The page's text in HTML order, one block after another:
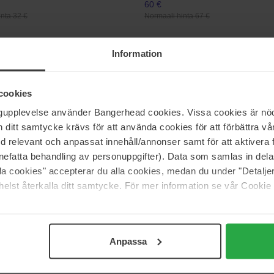
Information
använder Bangerhead cookies. Vissa cookies är
ditt samtycke krävs för att använda cookies för att förbättra
relevant och anpassat innehåll/annonser samt för att aktivera
behandling av personuppgifter). Data som samlas in
cookies" accepterar du alla cookies, medan du under
återkalla ditt samtycke. För mer information se vår
Anpassa
32 €
60 €
Normaali hinta 67 €
13 €
Schwarzkopf Professional
Normaali hinta 36 €
Blonde Guard Hydrating
Lightened or Highlighted Hair
Smooth Pro 235 Straightener
1 pcs
Sivu 1/88 Seuraava